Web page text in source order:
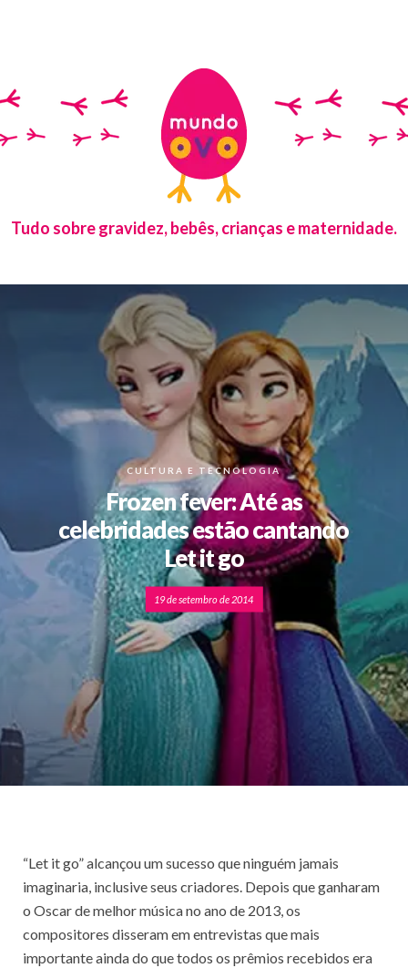
Tudo sobre gravidez, bebês, crianças e maternidade.
CULTURA E TECNOLOGIA
Frozen fever: Até as
celebridades estão cantando
Let it go
19 de setembro de 2014
“Let it go” alcançou um sucesso que ninguém jamais
imaginaria, inclusive seus criadores. Depois que ganharam
o Oscar de melhor música no ano de 2013, os
compositores disseram em entrevistas que mais
importante ainda do que todos os prêmios recebidos era